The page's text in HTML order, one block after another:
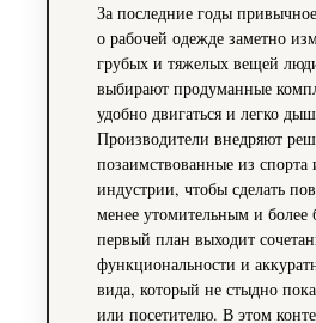
За последние годы
о рабочей одежде заметно
грубых и тяжелых вещей
выбирают продуманные
удобно двигаться и легко
Производители внедряют
позаимствованные из спорта
индустрии, чтобы сделать
менее утомительным и
первый план выходит
функциональности и
вида, который не стыдно
или посетителю. В этом